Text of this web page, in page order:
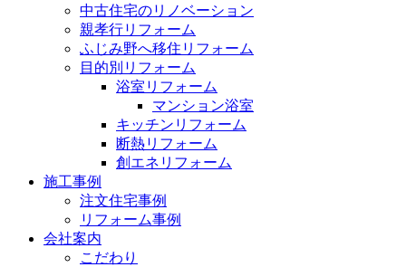
中古住宅のリノベーション
親孝行リフォーム
ふじみ野へ移住リフォーム
目的別リフォーム
浴室リフォーム
マンション浴室
キッチンリフォーム
断熱リフォーム
創エネリフォーム
施工事例
注文住宅事例
リフォーム事例
会社案内
こだわり